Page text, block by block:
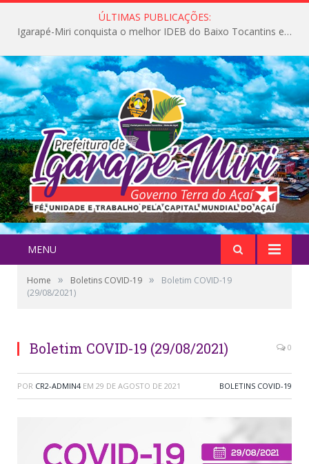
ÚLTIMAS PUBLICAÇÕES:
Igarapé-Miri conquista o melhor IDEB do Baixo Tocantins e avança na qualidade da educação pública
MENU
Home » Boletins COVID-19 »
Boletim COVID-19
(29/08/2021)
Boletim COVID-19 (29/08/2021) 0
POR CR2-ADMIN4 EM 29 DE AGOSTO DE 2021 BOLETINS COVID-19